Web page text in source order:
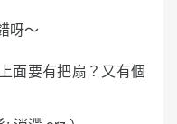
呀～
面要有把扇？又有個